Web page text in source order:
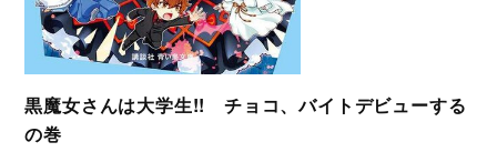
黒魔女さんは大学生!! チョコ、バイトデビューする
の巻